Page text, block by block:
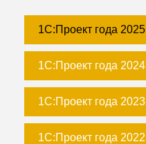
1С:Проект года 2025
1С:Проект года 2024
1С:Проект года 2023
1С:Проект года 2022